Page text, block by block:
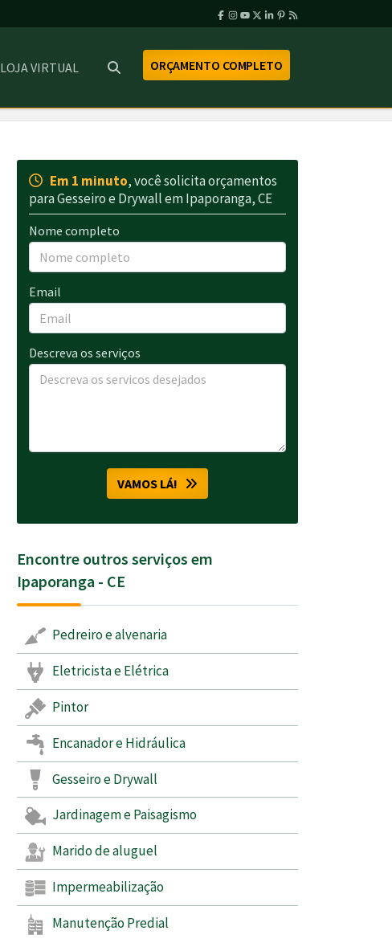
LOJA VIRTUAL ORÇAMENTO COMPLETO
Em 1 minuto, você solicita orçamentos
para Gesseiro e Drywall em Ipaporanga, CE
Nome completo
Email
Descreva os serviços
VAMOS LÁ!
Encontre outros serviços em
Ipaporanga - CE
Pedreiro e alvenaria
Eletricista e Elétrica
Pintor
Encanador e Hidráulica
Gesseiro e Drywall
Jardinagem e Paisagismo
Marido de aluguel
Impermeabilização
Manutenção Predial